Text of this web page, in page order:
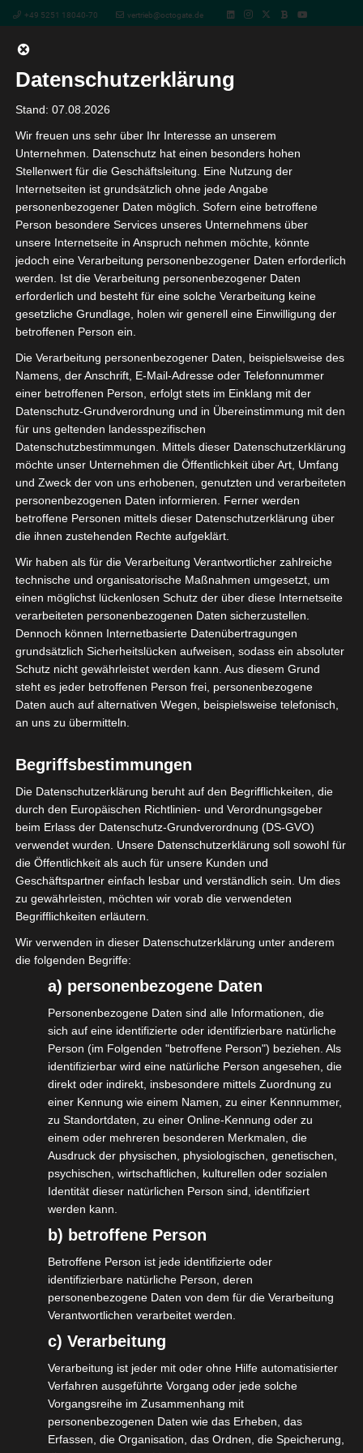
+49 5251 18040-70 vertrieb@octogate.de
Jackpot-Jagd im Netz: Warum
spielautomaten mit jackpot
online spielen mehr Ärger als
Gewinn bringen
vor 1 Jahr
Jackpot-Jagd im Netz: Warum
spielautomaten mit jackpot
online spielen mehr Ärger als
Gewinn bringen
Die Illusion des riesigen Gewinns
Jeder Spieler, der das Wort „Jackpot“ in den Bann zieht,
glaubt sofort an den nächsten Lebensstil‑Upgrade. Dabei
ist das Ganze meist nur ein mathematischer Trick,
verpackt in bunte Grafiken und leere Versprechungen.
Die meisten Betreiber, wie Betfair Casino, setzen auf
hochgradig volatile Spiele, damit ein einzelner Gewinn
das ganze System legitimiert. Wenn man dann wirklich
irgendwo „free“ Geld zu erwarten glaubt, sollte man
besser gleich einen Zahnarzt‑Lollipop im Portemonnaie
haben.
Das beste Online‑Casino mit Bonus ist ein Mythos, den
Ein gutes Beispiel liefert das Spiel Starburst – schnell,
funkelnd, aber kaum ein Risiko für den Geldbeutel.
Gegenüber steht Gonzo’s Quest, das mit seiner
steigenden Volatilität eher an einen Sturm erinnert, der
plötzlich alles mitreißt. Beide Slots dienen als Vorwand,
damit die Spieler an den eigentlichen
Jackpot‑Maschinen hängen bleiben, wo das Geld erst
nach Monaten oder gar Jahren zurückkommt.
Und dann diese „VIP“-Versprechen, die sich als billige
Motel‑Dekoration entpuppen, die gerade frisch
gestrichen ist. Niemand schenkt Geld, das ist doch klar.
Jeder Bonus ist ein kalkulierter Verlust für das Casino,
das nur darauf wartet, dass Sie das Kleingeld in den
Geldautomaten werfen.
Wie die Betreiber den Jackpot
schmieden
Die meisten Online‑Casinos, beispielsweise Unibet und
Casino.com, nutzen ein progressives System. Jedes
gespielte Blatt füttert den Jackpot, während die
Gewinnwahrscheinlichkeit gleich bleibt. Das bedeutet: Je
mehr Spieler draufzocken, desto größer der Topf – und
gleichzeitig die Chance, nie zu gewinnen. Das ist das
schönste Beispiel für ein Nullsummenspiel, das Sie in
den Ruhezustand versetzt, aber kein Geld aus der Tasche
nimmt.
Ein kurzer Blick in die Nutzungsbedingungen zeigt, dass
Datenschutzerklärung
Stand: 07.08.2026
Wir freuen uns sehr über Ihr Interesse an unserem
Unternehmen. Datenschutz hat einen besonders hohen
Stellenwert für die Geschäftsleitung. Eine Nutzung der
Internetseiten ist grundsätzlich ohne jede Angabe
personenbezogener Daten möglich. Sofern eine betroffene
Person besondere Services unseres Unternehmens über
unsere Internetseite in Anspruch nehmen möchte, könnte
jedoch eine Verarbeitung personenbezogener Daten erforderlich
werden. Ist die Verarbeitung personenbezogener Daten
erforderlich und besteht für eine solche Verarbeitung keine
gesetzliche Grundlage, holen wir generell eine Einwilligung der
betroffenen Person ein.
Die Verarbeitung personenbezogener Daten, beispielsweise des
Namens, der Anschrift, E-Mail-Adresse oder Telefonnummer
einer betroffenen Person, erfolgt stets im Einklang mit der
Datenschutz-Grundverordnung und in Übereinstimmung mit den
für uns geltenden landesspezifischen
Datenschutzbestimmungen. Mittels dieser Datenschutzerklärung
möchte unser Unternehmen die Öffentlichkeit über Art, Umfang
und Zweck der von uns erhobenen, genutzten und verarbeiteten
personenbezogenen Daten informieren. Ferner werden
betroffene Personen mittels dieser Datenschutzerklärung über
die ihnen zustehenden Rechte aufgeklärt.
Wir haben als für die Verarbeitung Verantwortlicher zahlreiche
technische und organisatorische Maßnahmen umgesetzt, um
einen möglichst lückenlosen Schutz der über diese Internetseite
verarbeiteten personenbezogenen Daten sicherzustellen.
Dennoch können Internetbasierte Datenübertragungen
grundsätzlich Sicherheitslücken aufweisen, sodass ein absoluter
Schutz nicht gewährleistet werden kann. Aus diesem Grund
steht es jeder betroffenen Person frei, personenbezogene
Daten auch auf alternativen Wegen, beispielsweise telefonisch,
an uns zu übermitteln.
Begriffsbestimmungen
Die Datenschutzerklärung beruht auf den Begrifflichkeiten, die
durch den Europäischen Richtlinien- und Verordnungsgeber
beim Erlass der Datenschutz-Grundverordnung (DS-GVO)
verwendet wurden. Unsere Datenschutzerklärung soll sowohl für
die Öffentlichkeit als auch für unsere Kunden und
Geschäftspartner einfach lesbar und verständlich sein. Um dies
zu gewährleisten, möchten wir vorab die verwendeten
Begrifflichkeiten erläutern.
Wir verwenden in dieser Datenschutzerklärung unter anderem
die folgenden Begriffe:
a) personenbezogene Daten
Personenbezogene Daten sind alle Informationen, die
sich auf eine identifizierte oder identifizierbare natürliche
Person (im Folgenden "betroffene Person") beziehen. Als
identifizierbar wird eine natürliche Person angesehen, die
direkt oder indirekt, insbesondere mittels Zuordnung zu
einer Kennung wie einem Namen, zu einer Kennnummer,
zu Standortdaten, zu einer Online-Kennung oder zu
einem oder mehreren besonderen Merkmalen, die
Ausdruck der physischen, physiologischen, genetischen,
psychischen, wirtschaftlichen, kulturellen oder sozialen
Identität dieser natürlichen Person sind, identifiziert
werden kann.
b) betroffene Person
Betroffene Person ist jede identifizierte oder
identifizierbare natürliche Person, deren
personenbezogene Daten von dem für die Verarbeitung
Verantwortlichen verarbeitet werden.
c) Verarbeitung
Verarbeitung ist jeder mit oder ohne Hilfe automatisierter
Verfahren ausgeführte Vorgang oder jede solche
Vorgangsreihe im Zusammenhang mit
personenbezogenen Daten wie das Erheben, das
Erfassen, die Organisation, das Ordnen, die Speicherung,